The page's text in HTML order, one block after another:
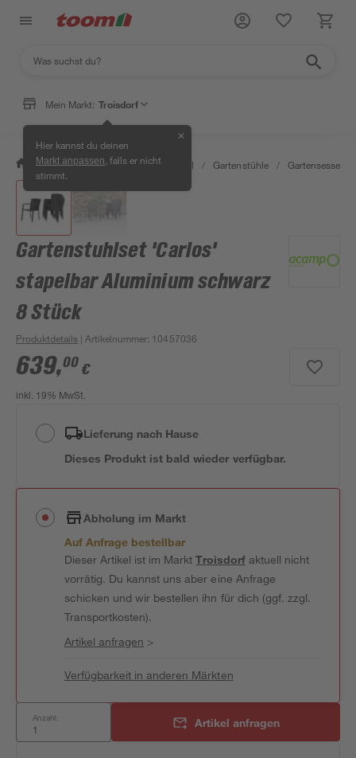
Mein Markt: Troisdorf
Hier kannst du deinen
Markt anpassen , falls er nicht
stimmt.
✕
/ Garten & Freizeit / Gartenmöbel / Gartenstühle / Gartensessel
Gartenstuhlset 'Carlos'
stapelbar Aluminium schwarz
8 Stück
Produktdetails | Artikelnummer: 10457036
639,00 €
inkl. 19% MwSt.
Lieferung nach Hause
Dieses Produkt ist bald wieder verfügbar.
Abholung im Markt
Auf Anfrage bestellbar
Dieser Artikel ist im MarktTroisdorfaktuell nicht
vorrätig. Du kannst uns aber eine Anfrage
schicken und wir bestellen ihn für dich (ggf. zzgl.
Transportkosten).
Artikel anfragen >
Verfügbarkeit in anderen Märkten
Anzahl: Artikel anfragen